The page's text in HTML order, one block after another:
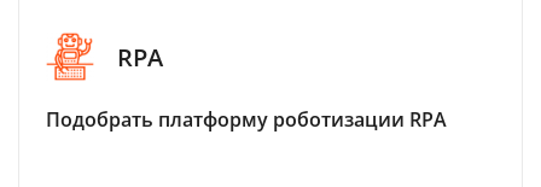
RPA
Подобрать платформу роботизации RPA